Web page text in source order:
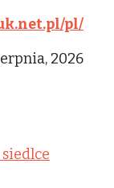
pl/
2026